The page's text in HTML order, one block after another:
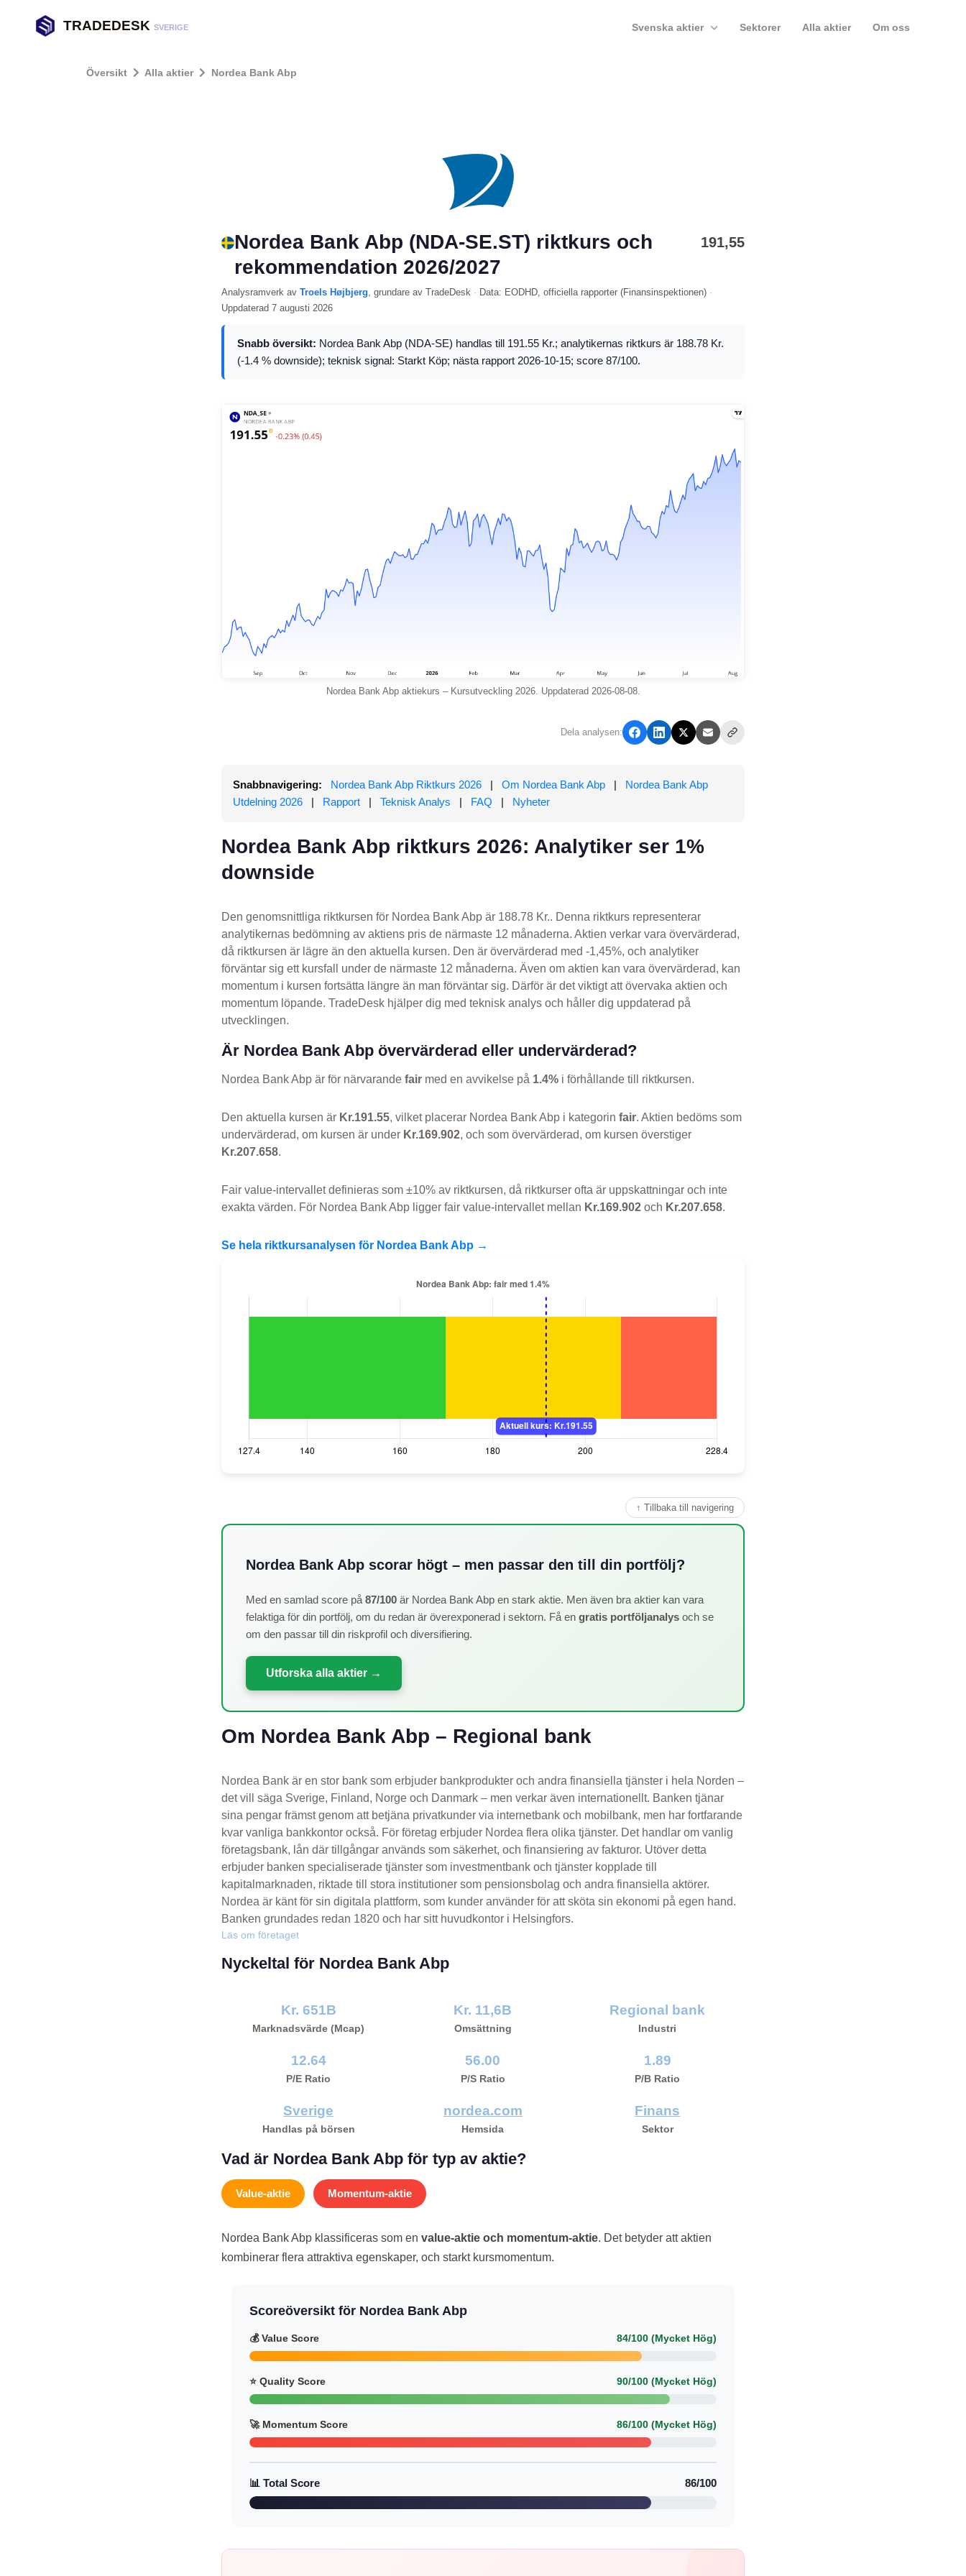
TRADEDESK SVERIGE Om oss
Alla aktier
Sektorer
Svenska aktier
Översikt Alla aktier Nordea Bank Abp
Nordea Bank Abp (NDA-SE.ST) riktkurs och
rekommendation 2026/2027
191,55
Analysramverk av Troels Højbjerg, grundare av TradeDesk · Data: EODHD, officiella rapporter (Finansinspektionen) ·
Uppdaterad 7 augusti 2026
Snabb översikt: Nordea Bank Abp (NDA-SE) handlas till 191.55 Kr.; analytikernas riktkurs är 188.78 Kr.
(-1.4 % downside); teknisk signal: Starkt Köp; nästa rapport 2026-10-15; score 87/100.
Nordea Bank Abp aktiekurs – Kursutveckling 2026. Uppdaterad 2026-08-08.
Dela analysen:
Snabbnavigering: Nordea Bank Abp Riktkurs 2026 | Om Nordea Bank Abp |
Nordea Bank Abp
Utdelning 2026
| Rapport | Teknisk Analys | FAQ | Nyheter
Nordea Bank Abp riktkurs 2026: Analytiker ser 1%
downside
Den genomsnittliga riktkursen för Nordea Bank Abp är 188.78 Kr.. Denna riktkurs representerar
analytikernas bedömning av aktiens pris de närmaste 12 månaderna. Aktien verkar vara övervärderad,
då riktkursen är lägre än den aktuella kursen. Den är övervärderad med -1,45%, och analytiker
förväntar sig ett kursfall under de närmaste 12 månaderna. Även om aktien kan vara övervärderad, kan
momentum i kursen fortsätta längre än man förväntar sig. Därför är det viktigt att övervaka aktien och
momentum löpande. TradeDesk hjälper dig med teknisk analys och håller dig uppdaterad på
utvecklingen.
Är Nordea Bank Abp övervärderad eller undervärderad?
Nordea Bank Abp är för närvarande fair med en avvikelse på 1.4% i förhållande till riktkursen.
Den aktuella kursen är Kr.191.55, vilket placerar Nordea Bank Abp i kategorin fair. Aktien bedöms som
undervärderad, om kursen är under Kr.169.902, och som övervärderad, om kursen överstiger
Kr.207.658.
Fair value-intervallet definieras som ±10% av riktkursen, då riktkurser ofta är uppskattningar och inte
exakta värden. För Nordea Bank Abp ligger fair value-intervallet mellan Kr.169.902 och Kr.207.658.
Se hela riktkursanalysen för Nordea Bank Abp →
↑ Tillbaka till navigering
Nordea Bank Abp scorar högt – men passar den till din portfölj?
Med en samlad score på 87/100 är Nordea Bank Abp en stark aktie. Men även bra aktier kan vara
felaktiga för din portfölj, om du redan är överexponerad i sektorn. Få en gratis portföljanalys och se
om den passar till din riskprofil och diversifiering.
Utforska alla aktier →
Om Nordea Bank Abp – Regional bank
Nordea Bank är en stor bank som erbjuder bankprodukter och andra finansiella tjänster i hela Norden –
det vill säga Sverige, Finland, Norge och Danmark – men verkar även internationellt. Banken tjänar
sina pengar främst genom att betjäna privatkunder via internetbank och mobilbank, men har fortfarande
kvar vanliga bankkontor också. För företag erbjuder Nordea flera olika tjänster. Det handlar om vanlig
företagsbank, lån där tillgångar används som säkerhet, och finansiering av fakturor. Utöver detta
erbjuder banken specialiserade tjänster som investmentbank och tjänster kopplade till
kapitalmarknaden, riktade till stora institutioner som pensionsbolag och andra finansiella aktörer.
Nordea är känt för sin digitala plattform, som kunder använder för att sköta sin ekonomi på egen hand.
Banken grundades redan 1820 och har sitt huvudkontor i Helsingfors.
Läs om företaget
Nyckeltal för Nordea Bank Abp
Kr. 651B
Marknadsvärde (Mcap)
Kr. 11,6B
Omsättning
Regional bank
Industri
12.64
P/E Ratio
56.00
P/S Ratio
1.89
P/B Ratio
Sverige
Handlas på börsen
nordea.com
Hemsida
Finans
Sektor
Vad är Nordea Bank Abp för typ av aktie?
Value-aktie Momentum-aktie
Nordea Bank Abp klassificeras som en value-aktie och momentum-aktie. Det betyder att aktien
kombinerar flera attraktiva egenskaper, och starkt kursmomentum.
Scoreöversikt för Nordea Bank Abp
💰 Value Score 84/100 (Mycket Hög)
⭐ Quality Score 90/100 (Mycket Hög)
🚀 Momentum Score 86/100 (Mycket Hög)
📊 Total Score 86/100